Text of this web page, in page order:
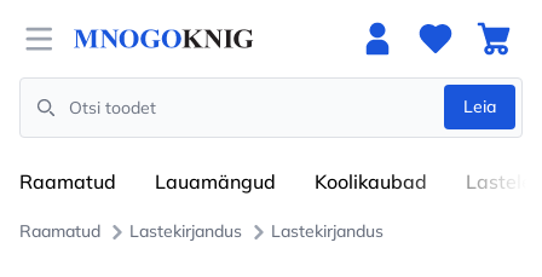
Open menu
Search
Leia
Raamatud Lauamängud Koolikaubad Lastele
Raamatud Lastekirjandus Lastekirjandus